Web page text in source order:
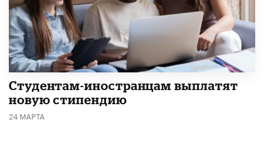
Студентам-иностранцам выплатят
новую стипендию
24 МАРТА